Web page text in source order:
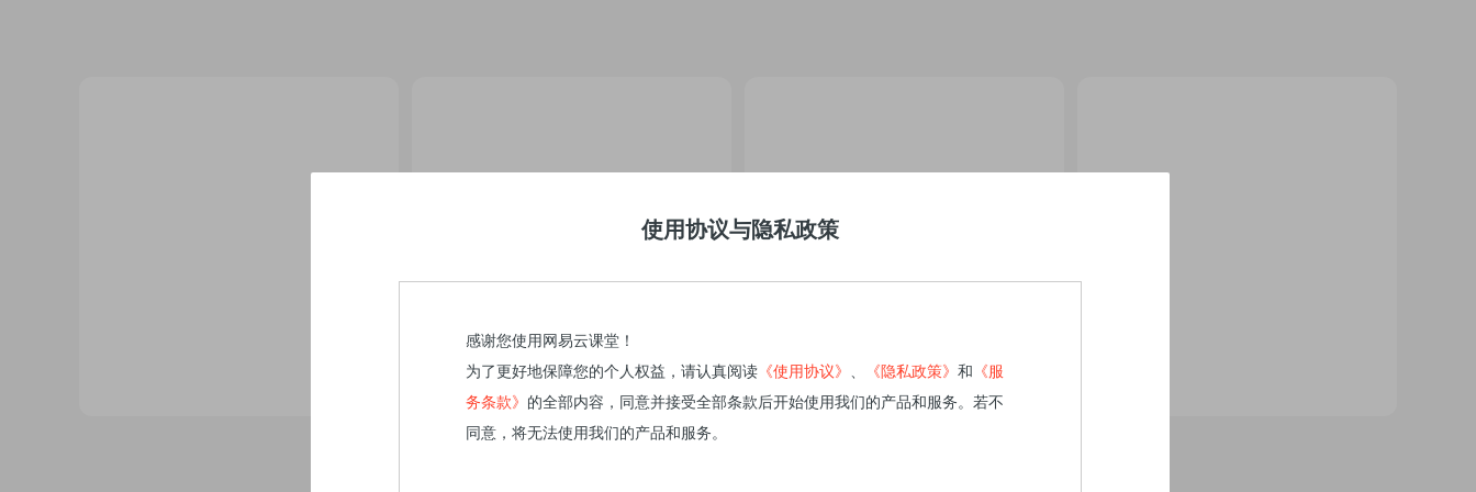
使用协议与隐私政策
感谢您使用网易云课堂！
为了更好地保障您的个人权益，请认真阅读 《使用协议》 、 《隐私政策》 和
《服
务条款》 的全部内容，同意并接受全部条款后开始使用我们的产品和服务。若不
同意，将无法使用我们的产品和服务。